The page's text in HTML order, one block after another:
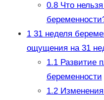
0.8Что
131 неделя
ощущения на 31
1.1Развитие
беременности
1.2Изменения